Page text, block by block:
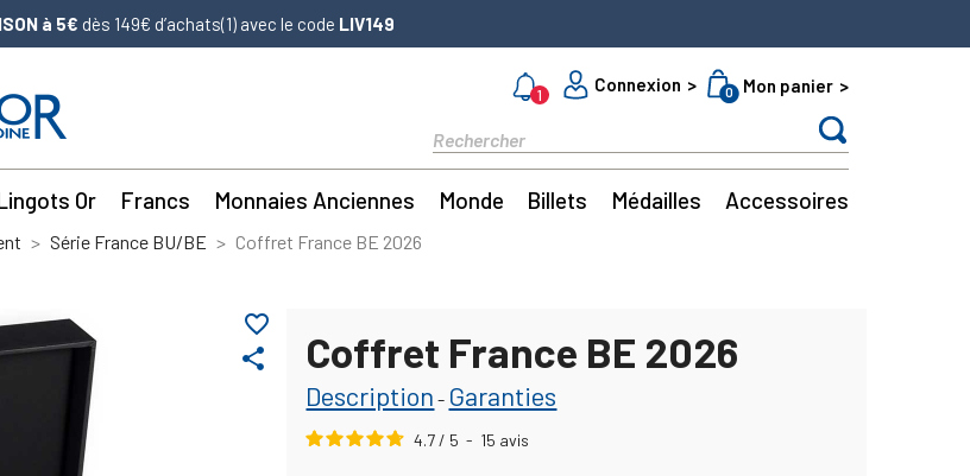
à 5€ dès 149€ d’achats(1) avec le code LIV149
1
Connexion 0 Mon panier
Or Francs Monnaies Anciennes Monde Billets Médailles Accessoires
Série France BU/BE Coffret France BE 2026
share
favorite_border
Coffret France BE 2026
Description - Garanties
4.7 / 5 - 15 avis